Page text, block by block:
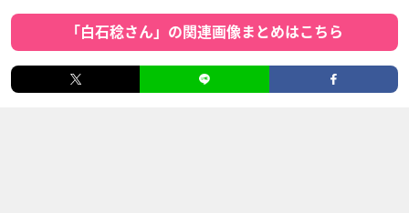
「白石稔さん」の関連画像まとめはこちら